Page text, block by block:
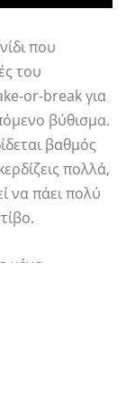
που
του
or-break για
βύθισμα.
βαθμός
πολλά,
να πάει πολύ
μένα,